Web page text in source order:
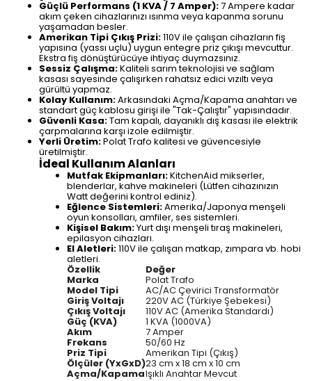
Güçlü Performans (1 KVA / 7 Amper):7 Ampere kadar
akım çeken cihazlarınızı ısınma veya kapanma sorunu
yaşamadan besler.
Amerikan Tipi Çıkış Prizi:110V ile çalışan cihazların fiş
yapısına (yassı uçlu) uygun entegre priz çıkışı mevcuttur.
Ekstra fiş dönüştürücüye ihtiyaç duymazsınız.
Sessiz Çalışma:Kaliteli sarım teknolojisi ve sağlam
kasası sayesinde çalışırken rahatsız edici vızıltı veya
gürültü yapmaz.
Kolay Kullanım:Arkasındaki Açma/Kapama anahtarı ve
standart güç kablosu girişi ile "Tak-Çalıştır" yapısındadır.
Güvenli Kasa:Tam kapalı, dayanıklı dış kasası ile elektrik
çarpmalarına karşı izole edilmiştir.
Yerli Üretim:Polat Trafo kalitesi ve güvencesiyle
üretilmiştir.
İdeal Kullanım Alanları
Mutfak Ekipmanları:KitchenAid mikserler,
blenderlar, kahve makineleri (Lütfen cihazınızın
Watt değerini kontrol ediniz).
Eğlence Sistemleri:Amerika/Japonya menşeli
oyun konsolları, amfiler, ses sistemleri.
Kişisel Bakım:Yurt dışı menşeli tıraş makineleri,
epilasyon cihazları.
El Aletleri:110V ile çalışan matkap, zımpara vb. hobi
aletleri.
Özellik Değer
Marka Polat Trafo
Model Tipi AC/AC Çevirici Transformatör
Giriş Voltajı 220V AC (Türkiye Şebekesi)
Çıkış Voltajı 110V AC (Amerika Standardı)
Güç (KVA) 1 KVA (1000VA)
Akım 7 Amper
Frekans 50/60 Hz
Priz Tipi Amerikan Tipi (Çıkış)
Ölçüler (YxGxD)23 cm x 18 cm x 10 cm
Açma/KapamaIşıklı Anahtar Mevcut